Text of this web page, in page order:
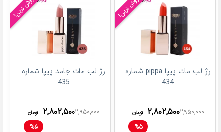
رژ لب مات پیپا pippa شماره
434
۲,۹۵۰,۰۰۰۲,۸۰۲,۵۰۰ تومان
%۵
رژ لب مات جامد پیپا شماره
435
۲,۹۵۰,۰۰۰۲,۸۰۲,۵۰۰ تومان
%۵